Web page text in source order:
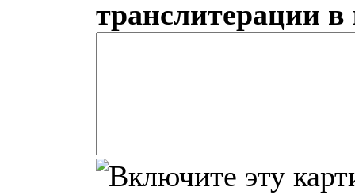
транслитерации